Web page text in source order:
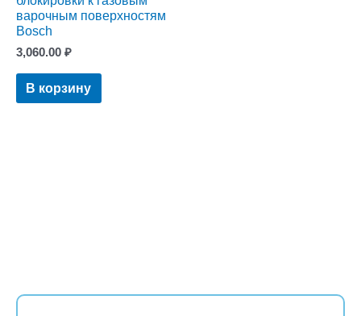
варочным поверхностям
Bosch
3,060.00 ₽
В корзину